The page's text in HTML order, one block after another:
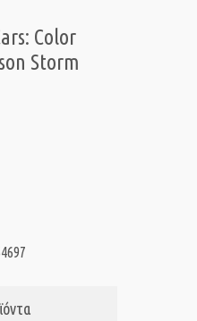
Color
Storm